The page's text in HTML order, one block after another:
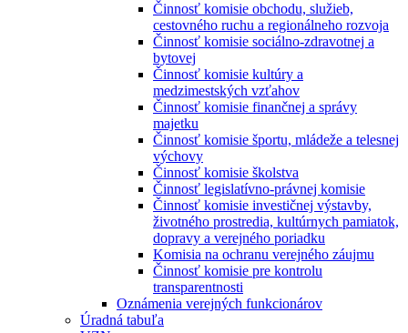
Činnosť komisie obchodu, služieb,
cestovného ruchu a regionálneho rozvoja
Činnosť komisie sociálno-zdravotnej a
bytovej
Činnosť komisie kultúry a
medzimestských vzťahov
Činnosť komisie finančnej a správy
majetku
Činnosť komisie športu, mládeže a telesnej
výchovy
Činnosť komisie školstva
Činnosť legislatívno-právnej komisie
Činnosť komisie investičnej výstavby,
životného prostredia, kultúrnych pamiatok,
dopravy a verejného poriadku
Komisia na ochranu verejného záujmu
Činnosť komisie pre kontrolu
transparentnosti
Oznámenia verejných funkcionárov
Úradná tabuľa